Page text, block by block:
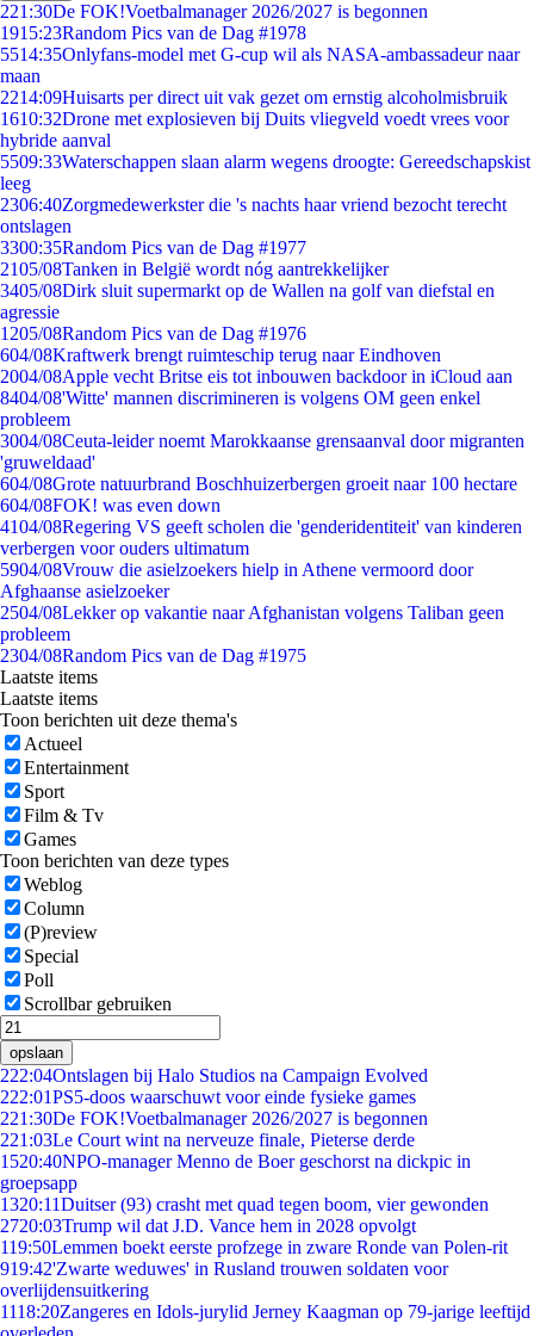
221:30De FOK!Voetbalmanager 2026/2027 is begonnen
1915:23Random Pics van de Dag #1978
5514:35Onlyfans-model met G-cup wil als NASA-ambassadeur naar
maan
2214:09Huisarts per direct uit vak gezet om ernstig alcoholmisbruik
1610:32Drone met explosieven bij Duits vliegveld voedt vrees voor
hybride aanval
5509:33Waterschappen slaan alarm wegens droogte: Gereedschapskist
leeg
2306:40Zorgmedewerkster die 's nachts haar vriend bezocht terecht
ontslagen
3300:35Random Pics van de Dag #1977
2105/08Tanken in België wordt nóg aantrekkelijker
3405/08Dirk sluit supermarkt op de Wallen na golf van diefstal en
agressie
1205/08Random Pics van de Dag #1976
604/08Kraftwerk brengt ruimteschip terug naar Eindhoven
2004/08Apple vecht Britse eis tot inbouwen backdoor in iCloud aan
8404/08'Witte' mannen discrimineren is volgens OM geen enkel
probleem
3004/08Ceuta-leider noemt Marokkaanse grensaanval door migranten
'gruweldaad'
604/08Grote natuurbrand Boschhuizerbergen groeit naar 100 hectare
604/08FOK! was even down
4104/08Regering VS geeft scholen die 'genderidentiteit' van kinderen
verbergen voor ouders ultimatum
5904/08Vrouw die asielzoekers hielp in Athene vermoord door
Afghaanse asielzoeker
2504/08Lekker op vakantie naar Afghanistan volgens Taliban geen
probleem
2304/08Random Pics van de Dag #1975
Laatste items
Laatste items
Toon berichten uit deze thema's
Actueel
Entertainment
Sport
Film & Tv
Games
Toon berichten van deze types
Weblog
Column
(P)review
Special
Poll
Scrollbar gebruiken
opslaan
222:04Ontslagen bij Halo Studios na Campaign Evolved
222:01PS5-doos waarschuwt voor einde fysieke games
221:30De FOK!Voetbalmanager 2026/2027 is begonnen
221:03Le Court wint na nerveuze finale, Pieterse derde
1520:40NPO-manager Menno de Boer geschorst na dickpic in
groepsapp
1320:11Duitser (93) crasht met quad tegen boom, vier gewonden
2720:03Trump wil dat J.D. Vance hem in 2028 opvolgt
119:50Lemmen boekt eerste profzege in zware Ronde van Polen-rit
919:42'Zwarte weduwes' in Rusland trouwen soldaten voor
overlijdensuitkering
1118:20Zangeres en Idols-jurylid Jerney Kaagman op 79-jarige leeftijd